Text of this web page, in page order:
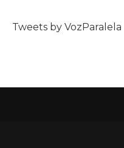
Tweets by VozParalela